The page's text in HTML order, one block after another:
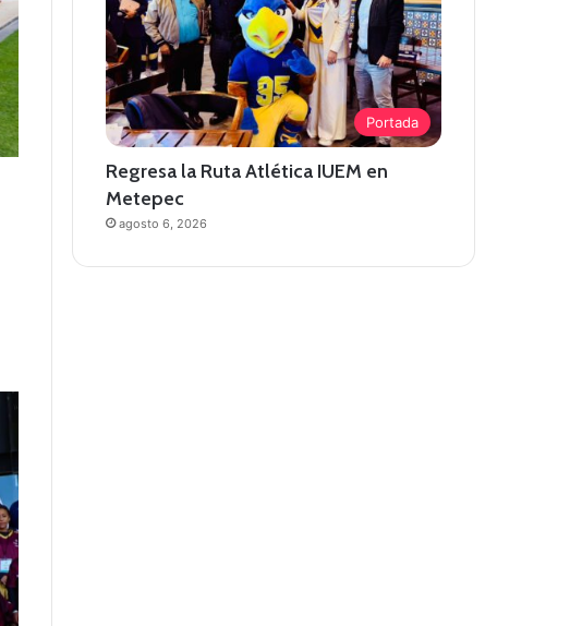
Portada
Regresa la Ruta Atlética IUEM en
Metepec
agosto 6, 2026